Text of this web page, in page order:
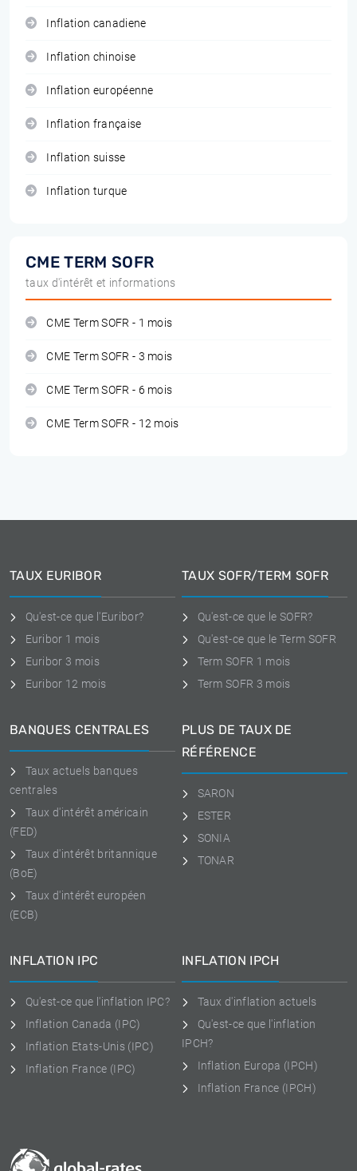
Inflation canadiene
Inflation chinoise
Inflation européenne
Inflation française
Inflation suisse
Inflation turque
CME TERM SOFR
taux d'intérêt et informations
CME Term SOFR - 1 mois
CME Term SOFR - 3 mois
CME Term SOFR - 6 mois
CME Term SOFR - 12 mois
TAUX EURIBOR
Qu'est-ce que l'Euribor?
Euribor 1 mois
Euribor 3 mois
Euribor 12 mois
TAUX SOFR/TERM SOFR
Qu'est-ce que le SOFR?
Qu'est-ce que le Term SOFR
Term SOFR 1 mois
Term SOFR 3 mois
BANQUES CENTRALES
Taux actuels banques
centrales
Taux d'intérêt américain
(FED)
Taux d'intérêt britannique
(BoE)
Taux d'intérêt européen
(ECB)
PLUS DE TAUX DE
RÉFÉRENCE
SARON
ESTER
SONIA
TONAR
INFLATION IPC
Qu'est-ce que l'inflation IPC?
Inflation Canada (IPC)
Inflation Etats-Unis (IPC)
Inflation France (IPC)
INFLATION IPCH
Taux d'inflation actuels
Qu'est-ce que l'inflation
IPCH?
Inflation Europa (IPCH)
Inflation France (IPCH)